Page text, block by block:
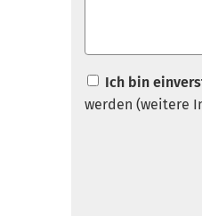
Ich bin
werden (weitere